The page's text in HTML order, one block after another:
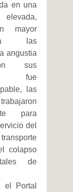
en una
mayor
a las
angustia
sus
fue
las
para
del
colapso
de
el Portal